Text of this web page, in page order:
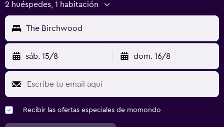
2 huéspedes, 1 habitación
The Birchwood
sáb. 15/8 dom. 16/8
Recibir las ofertas especiales de momondo